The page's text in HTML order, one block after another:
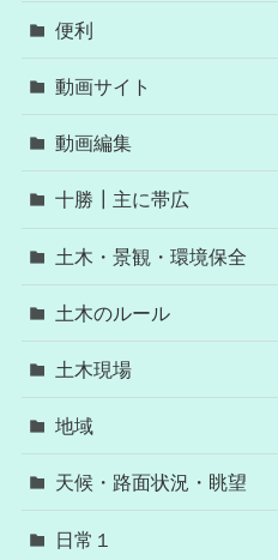
便利
動画サイト
動画編集
十勝┃主に帯広
土木・景観・環境保全
土木のルール
土木現場
地域
天候・路面状況・眺望
日常１